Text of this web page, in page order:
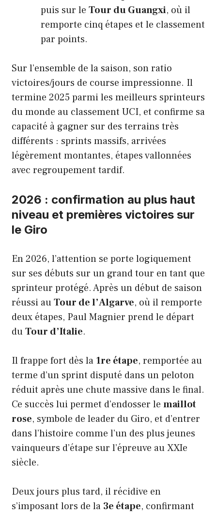
puis sur le Tour du Guangxi, où il
remporte cinq étapes et le classement
par points.
Sur l’ensemble de la saison, son ratio
victoires/jours de course impressionne. Il
termine 2025 parmi les meilleurs sprinteurs
du monde au classement UCI, et confirme sa
capacité à gagner sur des terrains très
différents : sprints massifs, arrivées
légèrement montantes, étapes vallonnées
avec regroupement tardif.
2026 : confirmation au plus haut
niveau et premières victoires sur
le Giro
En 2026, l’attention se porte logiquement
sur ses débuts sur un grand tour en tant que
sprinteur protégé. Après un début de saison
réussi auTour de l’Algarve, où il remporte
deux étapes, Paul Magnier prend le départ
duTour d’Italie.
Il frappe fort dès la 1re étape, remportée au
terme d’un sprint disputé dans un peloton
réduit après une chute massive dans le final.
Ce succès lui permet d’endosser le maillot
rose, symbole de leader du Giro, et d’entrer
dans l’histoire comme l’un des plus jeunes
vainqueurs d’étape sur l’épreuve au XXIe
siècle.
Deux jours plus tard, il récidive en
s’imposant lors de la 3e étape, confirmant